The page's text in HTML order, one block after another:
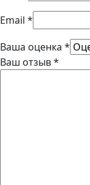
Email *
Ваша оценка *
Ваш отзыв*